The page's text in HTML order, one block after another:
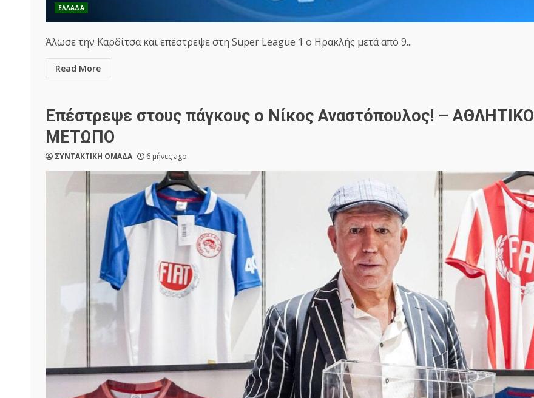
ΕΛΛΑΔΑ
Άλωσε την Καρδίτσα και επέστρεψε στη Super League 1 ο Ηρακλής μετά από 9...
Read More
Επέστρεψε στους πάγκους ο Νίκος Αναστόπουλος! – ΑΘΛΗΤΙΚΟ
ΜΕΤΩΠΟ
ΣΥΝΤΑΚΤΙΚΗ ΟΜΑΔΑ 6 μήνες ago